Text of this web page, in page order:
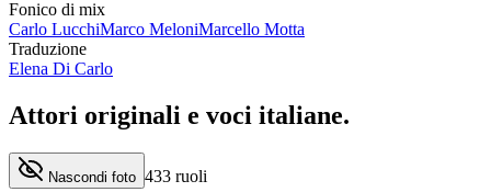
Fonico di mix
Carlo LucchiMarco MeloniMarcello Motta
Traduzione
Elena Di Carlo
Attori originali e voci italiane.
Nascondi foto 433 ruoli